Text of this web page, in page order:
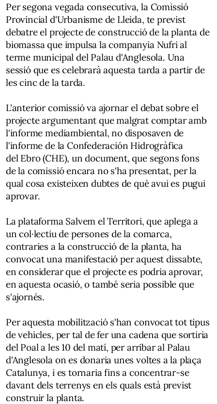
Per segona vegada consecutiva, la Comissió
Provincial d'Urbanisme de Lleida, te previst
debatre el projecte de construcció de la planta de
biomassa que impulsa la companyia Nufri al
terme municipal del Palau d'Anglesola. Una
sessió que es celebrarà aquesta tarda a partir de
les cinc de la tarda.
L'anterior comissió va ajornar el debat sobre el
projecte argumentant que malgrat comptar amb
l'informe mediambiental, no disposaven de
l'informe de la Confederación Hidrogràfica
del Ebro (CHE), un document, que segons fons
de la comissió encara no s'ha presentat, per la
qual cosa existeixen dubtes de què avui es pugui
aprovar.
La plataforma Salvem el Territori, que aplega a
un col·lectiu de persones de la comarca,
contraries a la construcció de la planta, ha
convocat una manifestació per aquest dissabte,
en considerar que el projecte es podria aprovar,
en aquesta ocasió, o també seria possible que
s'ajornés.
Per aquesta mobilització s'han convocat tot tipus
de vehicles, per tal de fer una cadena que sortiria
del Poal a les 10 del matí, per arribar al Palau
d'Anglesola on es donaria unes voltes a la plaça
Catalunya, i es tornaria fins a concentrar-se
davant dels terrenys en els quals està previst
construir la planta.